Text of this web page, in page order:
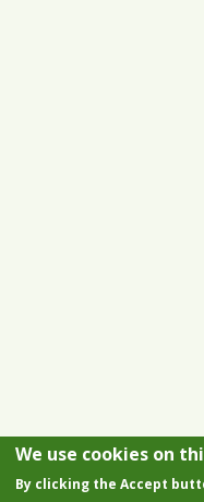
We use cookies on
By clicking the Accept